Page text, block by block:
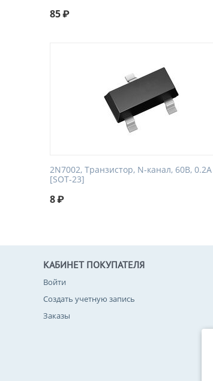
85₽
2N7002, Транзистор, N-канал, 60В, 0.2А
[SOT-23]
8₽
КАБИНЕТ ПОКУПАТЕЛЯ
Войти
Создать учетную запись
Заказы